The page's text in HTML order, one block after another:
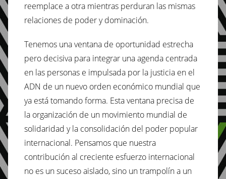
reemplace a otra mientras perduran las mismas
relaciones de poder y dominación.
Tenemos una ventana de oportunidad estrecha
pero decisiva para integrar una agenda centrada
en las personas e impulsada por la justicia en el
ADN de un nuevo orden económico mundial que
ya está tomando forma. Esta ventana precisa de
la organización de un movimiento mundial de
solidaridad y la consolidación del poder popular
internacional. Pensamos que nuestra
contribución al creciente esfuerzo internacional
no es un suceso aislado, sino un trampolín a un